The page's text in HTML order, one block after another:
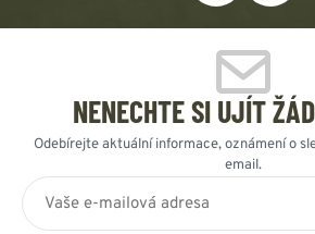
NENECHTE SI UJÍT
Odebírejte aktuální informace, oznámení o
email.